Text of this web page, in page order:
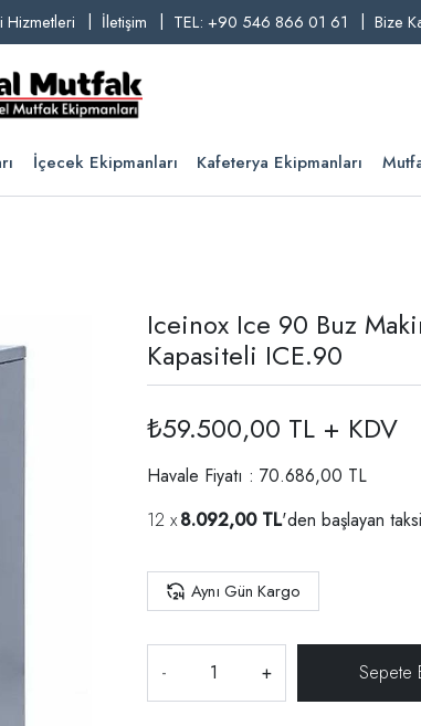
Hizmetleri İletişim TEL: +90 546 866 01 61 Bize
İçecek Ekipmanları Kafeterya Ekipmanları
Iceinox Ice 90 Buz
Kapasiteli ICE.90
₺59.500,00 TL + KDV
Havale Fiyatı : 70.686,00 TL
8.092,00 TL'den başlayan
Aynı Gün Kargo
- +